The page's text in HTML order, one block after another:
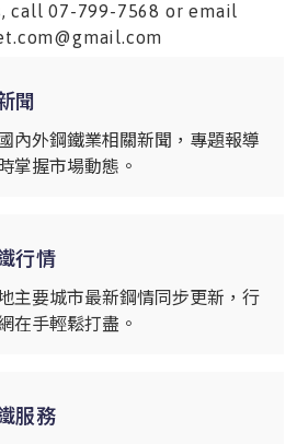
call 07-799-7568 or email
聞
內外鋼鐵業相關新聞，專題報導
掌握市場動態。
行情
主要城市最新鋼情同步更新，行
在手輕鬆打盡。
服務